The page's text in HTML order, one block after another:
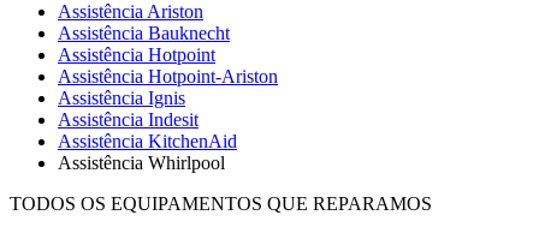
Assistência Ariston
Assistência Bauknecht
Assistência Hotpoint
Assistência Hotpoint-Ariston
Assistência Ignis
Assistência Indesit
Assistência KitchenAid
Assistência Whirlpool
TODOS OS EQUIPAMENTOS QUE REPARAMOS